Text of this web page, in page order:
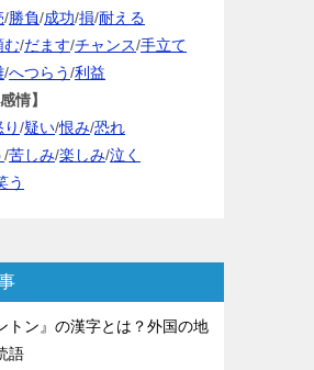
/勝負/成功/損/耐える
む/だます/チャンス/手立て
/へつらう/利益
情】
/疑い/恨み/恐れ
/苦しみ/楽しみ/泣く
う
トン』の漢字とは？外国の地
語